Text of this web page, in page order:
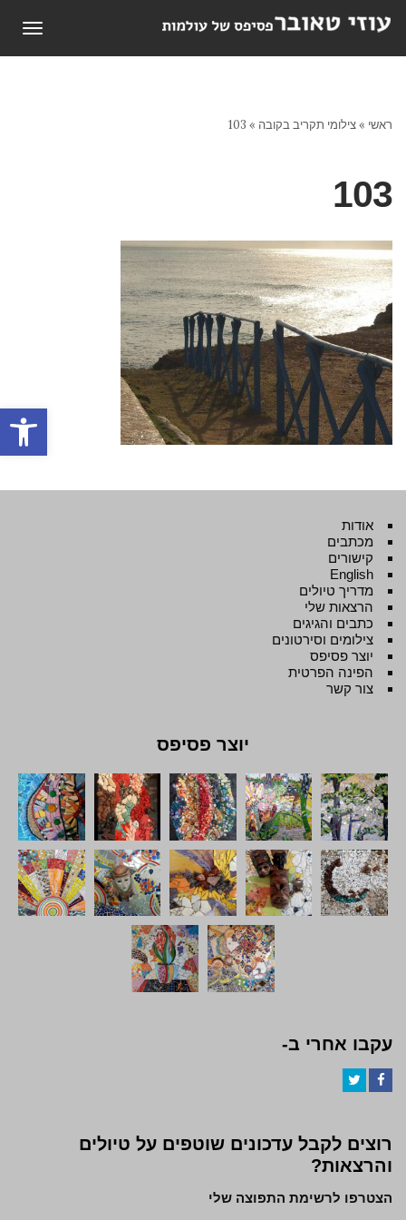
פתח
ראשי »צילומי תקריב בקובה »
103
103
אודות
מכתבים
קישורים
English
מדריך טיולים
הרצאות שלי
כתבים והגיגים
צילומים וסירטונים
יוצר פסיפס
הפינה הפרטית
צור קשר
יוצר פסיפס
עקבו אחרי ב-
רוצים לקבל עדכונים שוטפים על טיולים
והרצאות?
הצטרפו לרשימת התפוצה שלי